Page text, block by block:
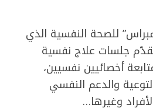
للصحة النفسية الذي
جلسات علاج نفسية
أخصائيين نفسيين،
والدعم النفسي
وغيرها…